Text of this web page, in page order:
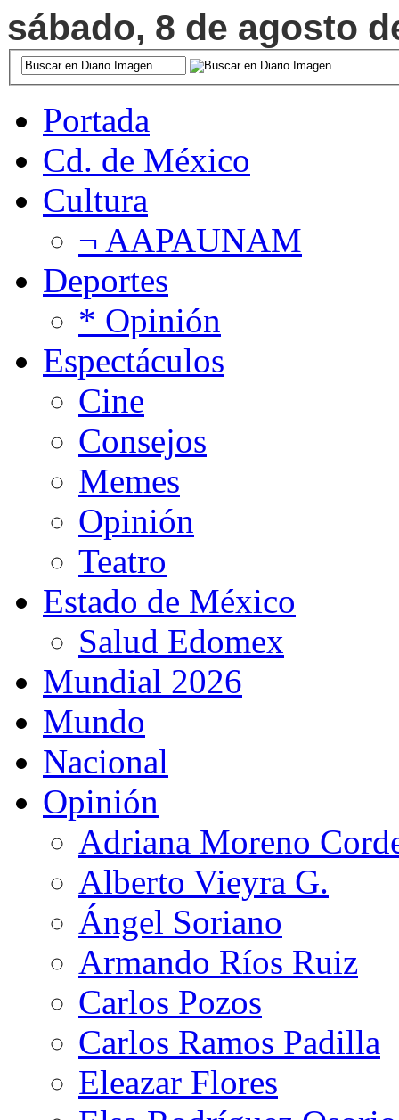
sábado, 8 de agosto
Portada
Cd. de México
Cultura
¬ AAPAUNAM
Deportes
* Opinión
Espectáculos
Cine
Consejos
Memes
Opinión
Teatro
Estado de México
Salud Edomex
Mundial 2026
Mundo
Nacional
Opinión
Adriana Moreno
Alberto Vieyra G.
Ángel Soriano
Armando Ríos Ruiz
Carlos Pozos
Carlos Ramos Padilla
Eleazar Flores